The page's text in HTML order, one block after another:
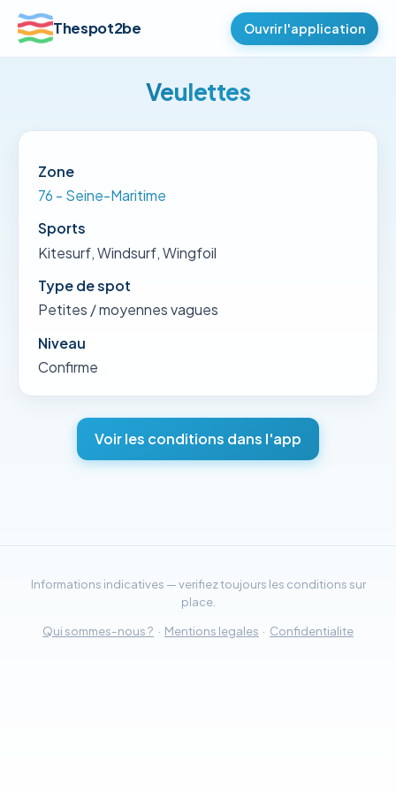
Thespot2be Ouvrir l'application
Veulettes
Zone
76 - Seine-Maritime
Sports
Kitesurf, Windsurf, Wingfoil
Type de spot
Petites / moyennes vagues
Niveau
Confirme
Voir les conditions dans l'app
Informations indicatives — verifiez toujours les conditions sur
place.
Qui sommes-nous ? · Mentions legales · Confidentialite